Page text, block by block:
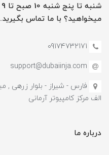
میخواهید؟ با ما تماس بگیرید.
09174732171
support@dubaiinja.com
الف مرکز کامپیوتر آرمانی
درباره ما